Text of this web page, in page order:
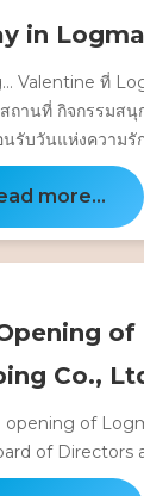
in
Valentine ที่
ถานที่ กิจกรรมสนุ
รับวันแห่งความรั
more...
of
Co.,
of
of Directors